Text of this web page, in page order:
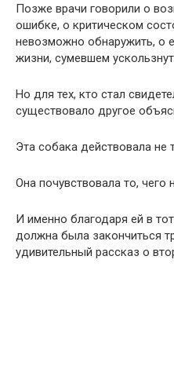
Позже врачи говорили о
ошибке, о критическом
невозможно обнаружить, о
жизни, сумевшем
Но для тех, кто стал
существовало другое
Эта собака действовала не
Она почувствовала то, чего
И именно благодаря ей в
должна была закончиться
удивительный рассказ о